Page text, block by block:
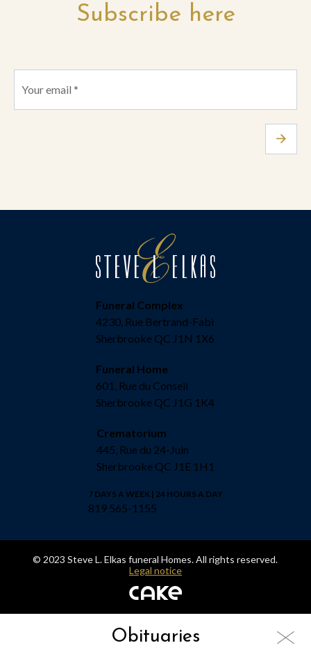
Subscribe here
Funeral Complex
4230, Rue Bertrand-Fabi
Sherbrooke QC J1N 1X6
Funeral Home
601, Rue du Conseil
Sherbrooke QC J1G 1K4
Crematorium
445, Rue du 24-Juin
Sherbrooke QC J1E 1H1
7 DAYS A WEEK | 24 HOURS A DAY
819 565-1155
© 2023 Steve L. Elkas funeral Homes. All rights reserved.
Legal notice
Obituaries